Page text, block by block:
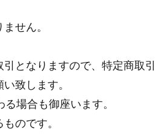
せん。
となりますので、特定商取引
致します。
場合も御座います。
のです。